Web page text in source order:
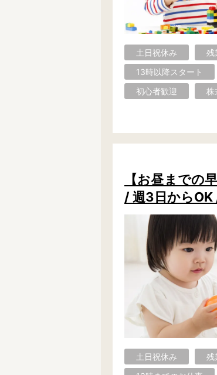
土日祝休み
残
13時以降スタート
初心者歓迎
株
【お昼までの
/ 週3日からOK
土日祝休み
残
君津市
館山市
成田市
茂原市
印旛郡